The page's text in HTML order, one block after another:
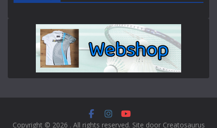
Copyright © 2026 . All rights reserved. Site door Creatosaurus